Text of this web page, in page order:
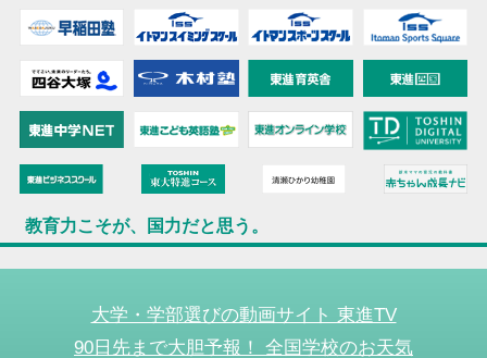
教育力こそが、国力だと思う。
大学・学部選びの動画サイト 東進TV
90日先まで大胆予報！ 全国学校のお天気